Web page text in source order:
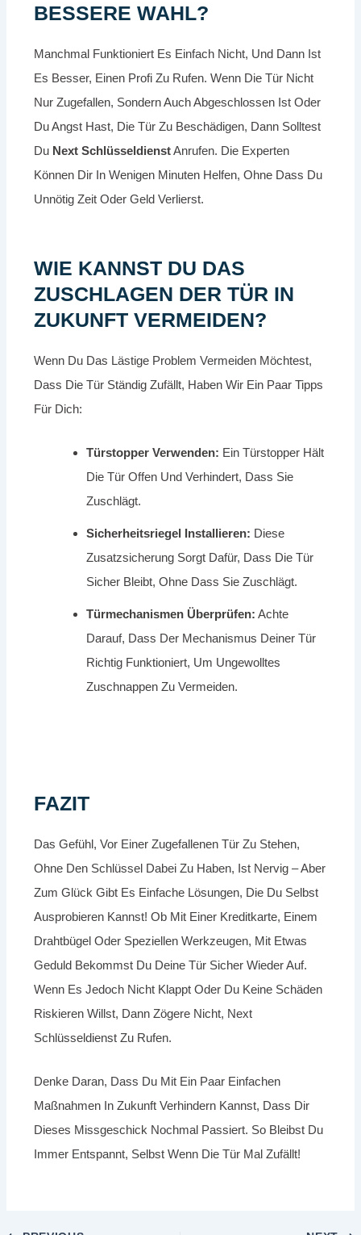
BESSERE WAHL?
Manchmal Funktioniert Es Einfach Nicht, Und Dann Ist
Es Besser, Einen Profi Zu Rufen. Wenn Die Tür Nicht
Nur Zugefallen, Sondern Auch Abgeschlossen Ist Oder
Du Angst Hast, Die Tür Zu Beschädigen, Dann Solltest
Du Next SchlüsseldienstAnrufen. Die Experten
Können Dir In Wenigen Minuten Helfen, Ohne Dass Du
Unnötig Zeit Oder Geld Verlierst.
WIE KANNST DU DAS
ZUSCHLAGEN DER TÜR IN
ZUKUNFT VERMEIDEN?
Wenn Du Das Lästige Problem Vermeiden Möchtest,
Dass Die Tür Ständig Zufällt, Haben Wir Ein Paar Tipps
Für Dich:
Türstopper Verwenden: Ein Türstopper Hält
Die Tür Offen Und Verhindert, Dass Sie
Zuschlägt.
Sicherheitsriegel Installieren: Diese
Zusatzsicherung Sorgt Dafür, Dass Die Tür
Sicher Bleibt, Ohne Dass Sie Zuschlägt.
Türmechanismen Überprüfen: Achte
Darauf, Dass Der Mechanismus Deiner Tür
Richtig Funktioniert, Um Ungewolltes
Zuschnappen Zu Vermeiden.
FAZIT
Das Gefühl, Vor Einer Zugefallenen Tür Zu Stehen,
Ohne Den Schlüssel Dabei Zu Haben, Ist Nervig – Aber
Zum Glück Gibt Es Einfache Lösungen, Die Du Selbst
Ausprobieren Kannst! Ob Mit Einer Kreditkarte, Einem
Drahtbügel Oder Speziellen Werkzeugen, Mit Etwas
Geduld Bekommst Du Deine Tür Sicher Wieder Auf.
Wenn Es Jedoch Nicht Klappt Oder Du Keine Schäden
Riskieren Willst, Dann Zögere Nicht, Next
Schlüsseldienst Zu Rufen.
Denke Daran, Dass Du Mit Ein Paar Einfachen
Maßnahmen In Zukunft Verhindern Kannst, Dass Dir
Dieses Missgeschick Nochmal Passiert. So Bleibst Du
Immer Entspannt, Selbst Wenn Die Tür Mal Zufällt!